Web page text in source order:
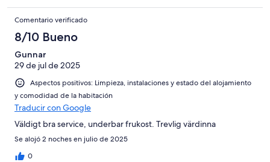
Comentario verificado
8/10 Bueno
Gunnar
29 de jul de 2025
Aspectos positivos: Limpieza, instalaciones y estado del alojamiento
y comodidad de la habitación
Traducir con Google
Väldigt bra service, underbar frukost. Trevlig värdinna
Se alojó 2 noches en julio de 2025
0